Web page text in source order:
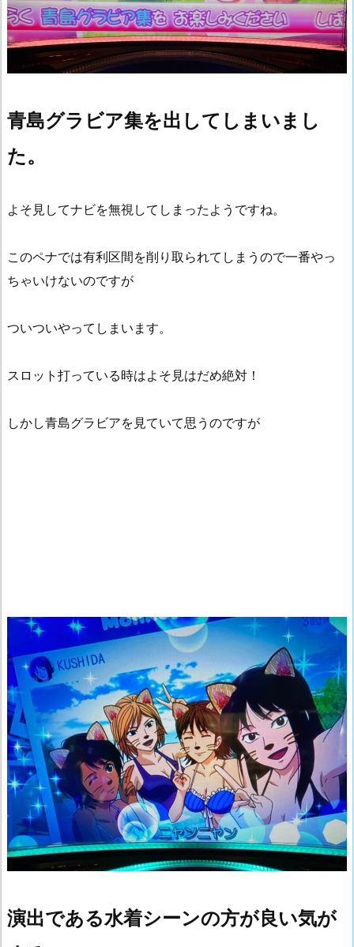
青島グラビア集を出してしまいまし
た。
よそ見してナビを無視してしまったようですね。
このペナでは有利区間を削り取られてしまうので一番やっ
ちゃいけないのですが
ついついやってしまいます。
スロット打っている時はよそ見はだめ絶対！
しかし青島グラビアを見ていて思うのですが
演出である水着シーンの方が良い気が